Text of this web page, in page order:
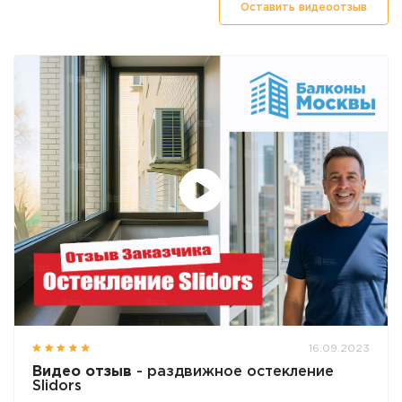
Оставить видеоотзыв
16.09.2023
Видео отзыв - раздвижное остекление
Slidors